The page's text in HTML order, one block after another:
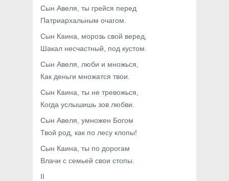
Сын Авеля, ты грейся перед
Патриархальным очагом.
Сын Каина, морозь свой веред,
Шакал несчастный, под кустом.
Сын Aвеля, люби и множься,
Как деньги множатся твои.
Сын Каина, ты не тревожься,
Когда услышишь зов любви.
Сын Авеля, умножен Богом
Твой род, как по лесу клопы!
Сын Каина, ты по дорогам
Влачи с семьей свои стопы.
II